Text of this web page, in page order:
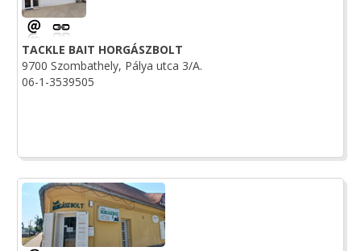
TACKLE BAIT HORGÁSZBOLT
9700 Szombathely, Pálya utca 3/A.
06-1-3539505